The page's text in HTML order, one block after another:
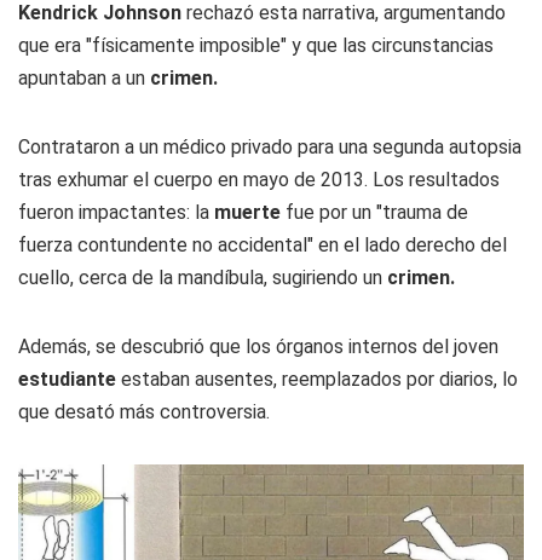
Kendrick Johnson rechazó esta narrativa, argumentando
que era "físicamente imposible" y que las circunstancias
apuntaban a un crimen.
Contrataron a un médico privado para una segunda autopsia
tras exhumar el cuerpo en mayo de 2013. Los resultados
fueron impactantes: la muerte fue por un "trauma de
fuerza contundente no accidental" en el lado derecho del
cuello, cerca de la mandíbula, sugiriendo un crimen.
Además, se descubrió que los órganos internos del joven
estudiante estaban ausentes, reemplazados por diarios, lo
que desató más controversia.